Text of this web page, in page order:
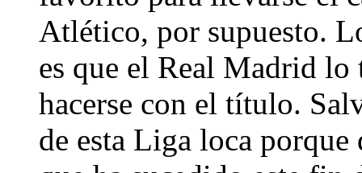
Atlético, por supuesto.
es que el Real Madrid
hacerse con el título.
de esta Liga loca